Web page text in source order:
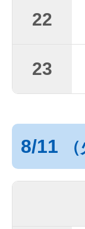
22
23
8/11